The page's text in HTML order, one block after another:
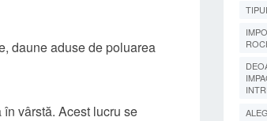
daune aduse de poluarea
vârstă. Acest lucru se